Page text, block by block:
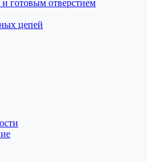
готовым отверстием
цепей